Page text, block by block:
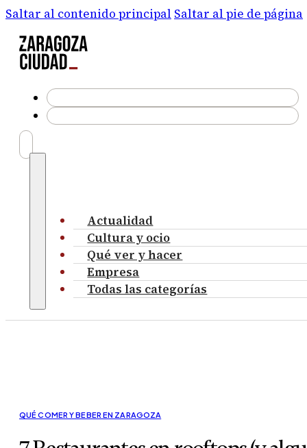
Saltar al contenido principal Saltar al pie de página
Actualidad
Cultura y ocio
Qué ver y hacer
Empresa
Todas las categorías
QUÉ COMER Y BEBER EN ZARAGOZA